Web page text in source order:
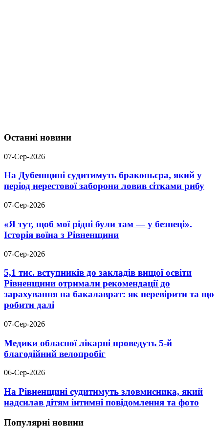
Останні новини
07-Сер-2026
На Дубенщині судитимуть браконьєра, який у
період нерестової заборони ловив сітками рибу
07-Сер-2026
«Я тут, щоб мої рідні були там — у безпеці».
Історія воїна з Рівненщини
07-Сер-2026
5,1 тис. вступників до закладів вищої освіти
Рівненщини отримали рекомендації до
зарахування на бакалаврат: як перевірити та що
робити далі
07-Сер-2026
Медики обласної лікарні проведуть 5-й
благодійний велопробіг
06-Сер-2026
На Рівненщині судитимуть зловмисника, який
надсилав дітям інтимні повідомлення та фото
Популярні новини